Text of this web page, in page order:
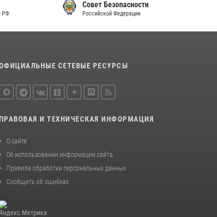
Совет Безопасности
Российской Федерации
СЕТЕВЫЕ РЕСУРСЫ
ПРАВОВАЯ И ТЕХНИЧЕСКАЯ ИНФОРМАЦИЯ
О сайте
Об использовании информации сайта
Правила обработки персональных данных
Сообщить об ошибках